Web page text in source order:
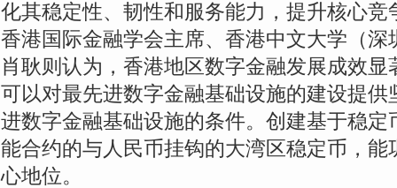
化其稳定性、韧性和服务能力，提升核心竞
香港国际金融学会主席、香港中文大学（
肖耿则认为，香港地区数字金融发展成效
可以对最先进数字金融基础设施的建设提
进数字金融基础设施的条件。创建基于稳
能合约的与人民币挂钩的大湾区稳定币，
心地位。